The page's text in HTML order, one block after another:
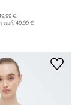
€
τιμή:49,99 €